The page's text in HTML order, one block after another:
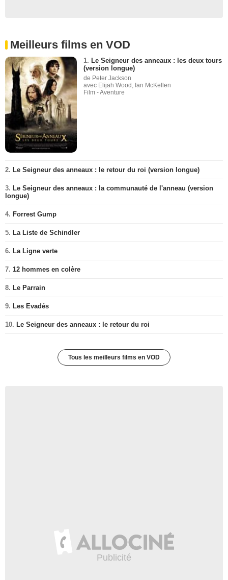
Meilleurs films en VOD
1. Le Seigneur des anneaux : les deux tours
(version longue)
de Peter Jackson
avec Elijah Wood, Ian McKellen
Film - Aventure
2. Le Seigneur des anneaux : le retour du roi (version longue)
3. Le Seigneur des anneaux : la communauté de l'anneau (version
longue)
4. Forrest Gump
5. La Liste de Schindler
6. La Ligne verte
7. 12 hommes en colère
8. Le Parrain
9. Les Evadés
10. Le Seigneur des anneaux : le retour du roi
Tous les meilleurs films en VOD